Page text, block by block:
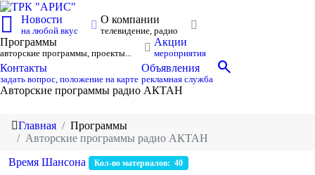
Новости
на любой вкус
О компании
телевидение, радио
Программы
авторские программы, проекты...
Акции
мероприятия
Контакты
задать вопрос, положение на карте
Объявления
рекламная служба
search
Авторские программы радио АКТАН
Главная
Программы
Авторские программы радио АКТАН
Время Шансона Кол-во материалов: 40